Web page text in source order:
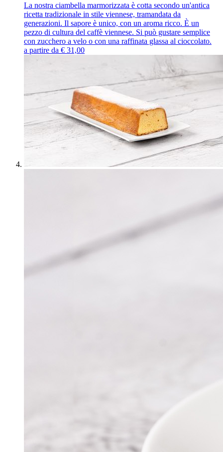
La nostra ciambella marmorizzata è cotta secondo un'antica
ricetta tradizionale in stile viennese, tramandata da
generazioni. Il sapore è unico, con un aroma ricco. È un
pezzo di cultura del caffè viennese. Si può gustare semplice
con zucchero a velo o con una raffinata glassa al cioccolato.
a partire da € 31,00